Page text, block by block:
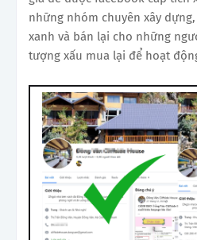
những nhóm chuyên xây
xanh và bán lại cho những
tượng xấu mua lại để hoạt